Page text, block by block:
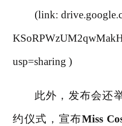
(link:
usp=sharing )
此外，发布会还
约仪式，宣布Miss